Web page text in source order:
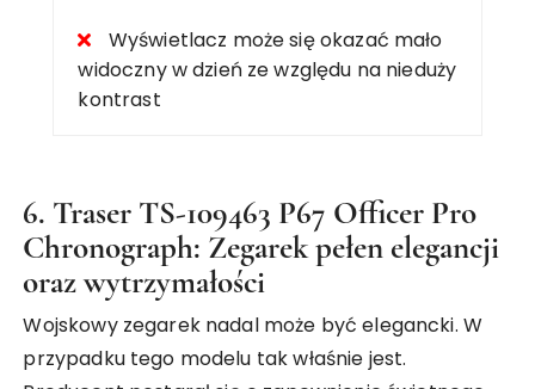
Wyświetlacz może się okazać mało
widoczny w dzień ze względu na nieduży
kontrast
6. Traser TS-109463 P67 Officer Pro
Chronograph: Zegarek pełen elegancji
oraz wytrzymałości
Wojskowy zegarek nadal może być elegancki. W
przypadku tego modelu tak właśnie jest.